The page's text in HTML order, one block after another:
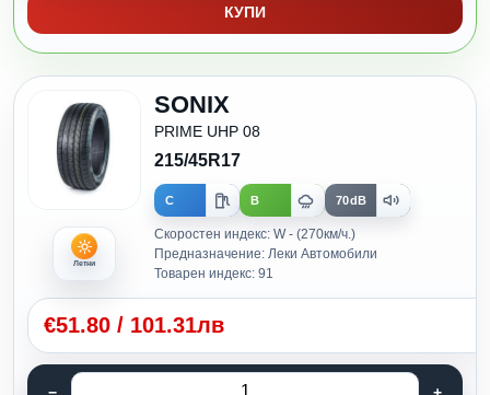
КУПИ
Летни
SONIX
PRIME UHP 08
215/45R17
C B 70dB
Скоростен индекс: W - (270км/ч.)
Предназначение: Леки Автомобили
Товарен индекс: 91
€51.80 / 101.31лв